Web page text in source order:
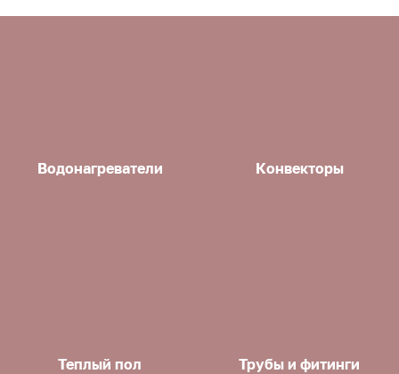
Водонагреватели Конвекторы
Теплый пол Трубы и фитинги